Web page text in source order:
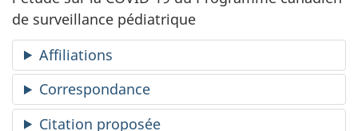
de surveillance pédiatrique
Affiliations
Correspondance
Citation proposée